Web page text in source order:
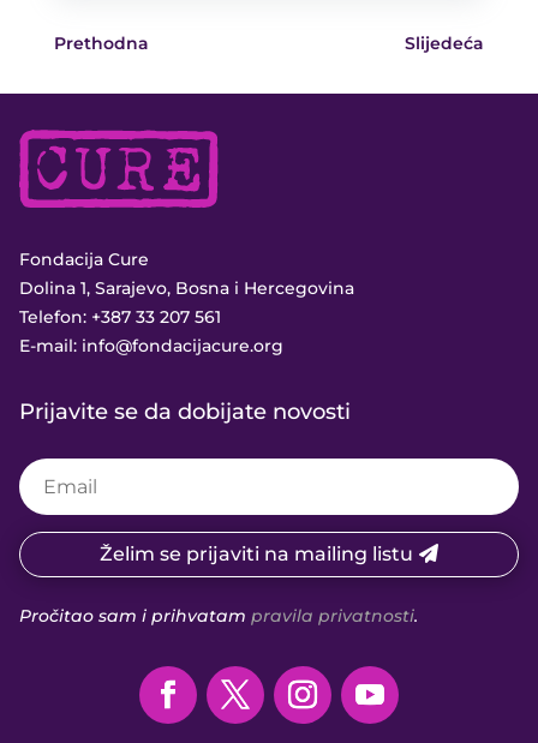
Prethodna Slijedeća
Fondacija Cure
Dolina 1, Sarajevo, Bosna i Hercegovina
Telefon: +387 33 207 561
E-mail: info@fondacijacure.org
Prijavite se da dobijate novosti
Želim se prijaviti na mailing listu
Pročitao sam i prihvatam pravila privatnosti.